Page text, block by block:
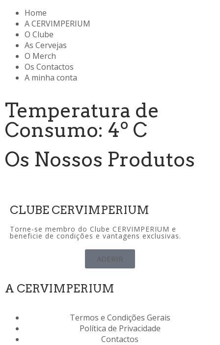
Home
A CERVIMPERIUM
O Clube
As Cervejas
O Merch
Os Contactos
A minha conta
Temperatura de
Consumo: 4º C
Os Nossos Produtos
CLUBE CERVIMPERIUM
Torne-se membro do Clube CERVIMPERIUM e
beneficie de condições e vantagens exclusivas.
ADERIR
A CERVIMPERIUM
Termos e Condições Gerais
Política de Privacidade
Contactos